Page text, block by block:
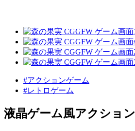
#アクションゲーム
#レトロゲーム
液晶ゲーム風アクション